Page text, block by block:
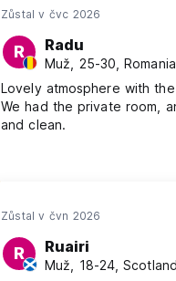
Zůstal v čvc 2026
R Radu
Muž, 25-30, Romania
Lovely atmosphere with
We had the private room,
and clean.
Zůstal v čvn 2026
R Ruairi
Muž, 18-24, Scotland